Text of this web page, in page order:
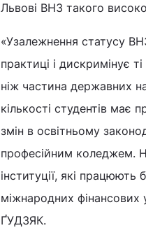
Львові ВНЗ такого
«Узалежнення статусу
практиці і дискримінує
ніж частина державних
кількості студентів має
змін в освітньому
професійним коледжем.
інституції, які
міжнародних
ҐУДЗЯК.